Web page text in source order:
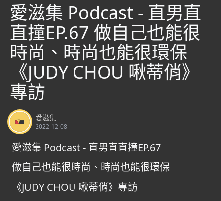
愛滋集 Podcast - 直男直
直撞EP.67 做自己也能很
時尚、時尚也能很環保
《JUDY CHOU 啾蒂俏》
專訪
愛滋集
2022-12-08
愛滋集 Podcast - 直男直直撞EP.67
做自己也能很時尚、時尚也能很環保
《JUDY CHOU 啾蒂俏》專訪